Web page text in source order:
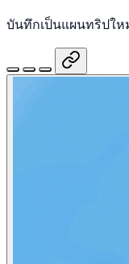
บันทึกเป็นแผนทริปใ